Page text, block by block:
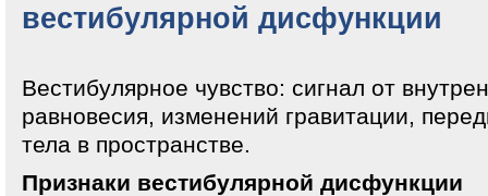
вестибулярной дисфункции
Вестибулярное чувство: сигнал от
равновесия, изменений гравитации,
тела в пространстве.
Признаки вестибулярной дисфункции